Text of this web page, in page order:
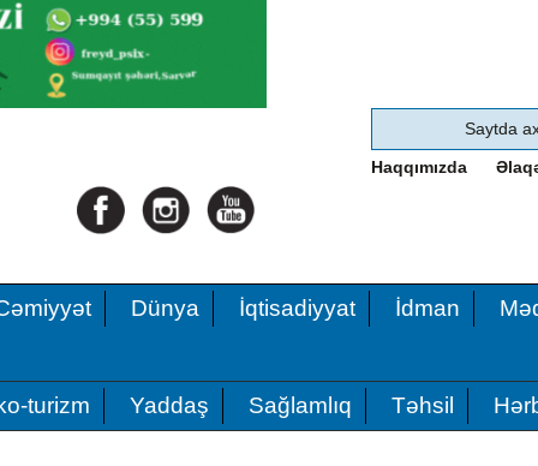
Haqqımızda
Dünya İqtisadiyyat İdman
turizm Yaddaş Sağlamlıq Təhsil